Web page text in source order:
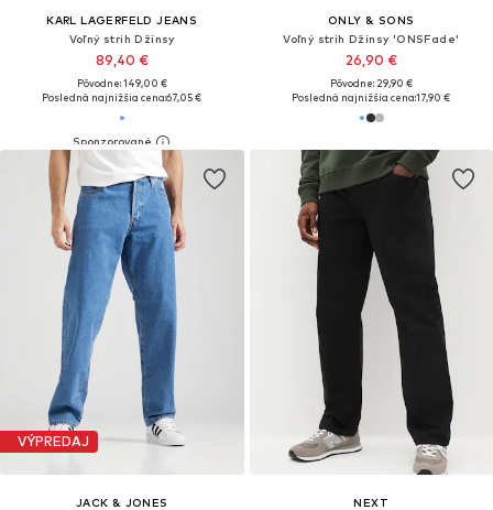
KARL LAGERFELD JEANS
Voľný strih Džínsy
89,40 €
Pôvodne: 149,00 €
Posledná najnižšia cena:67,05 €
ONLY & SONS
Voľný strih Džínsy 'ONSFade'
26,90 €
Pôvodne: 29,90 €
Posledná najnižšia cena:17,90 €
VÝPREDAJ
JACK & JONES
NEXT